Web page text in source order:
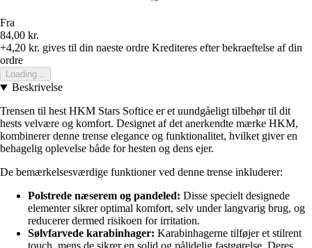
Fra
84,00 kr.
+4,20 kr. gives til din naeste ordre Krediteres efter bekraeftelse af din
ordre
Loading...
Beskrivelse
Trensen til hest HKM Stars Softice er et uundgåeligt tilbehør til dit
hests velvære og komfort. Designet af det anerkendte mærke HKM,
kombinerer denne trense elegance og funktionalitet, hvilket giver en
behagelig oplevelse både for hesten og dens ejer.
De bemærkelsesværdige funktioner ved denne trense inkluderer:
Polstrede næserem og pandeled: Disse specielt designede
elementer sikrer optimal komfort, selv under langvarig brug, og
reducerer dermed risikoen for irritation.
Sølvfarvede karabinhager: Karabinhagerne tilføjer et stilrent